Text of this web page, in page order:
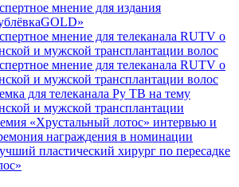
мнение для издания
мнение для телеканала RUTV о
и мужской трансплантации волос
мнение для телеканала RUTV о
и мужской трансплантации волос
для телеканала Ру ТВ на тему
и мужской трансплантации
«Хрустальный лотос» интервью и
награждения в номинации
пластический хирург по пересадке